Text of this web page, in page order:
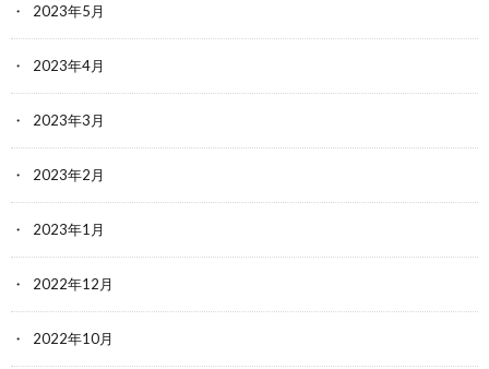
2023年5月
2023年4月
2023年3月
2023年2月
2023年1月
2022年12月
2022年10月